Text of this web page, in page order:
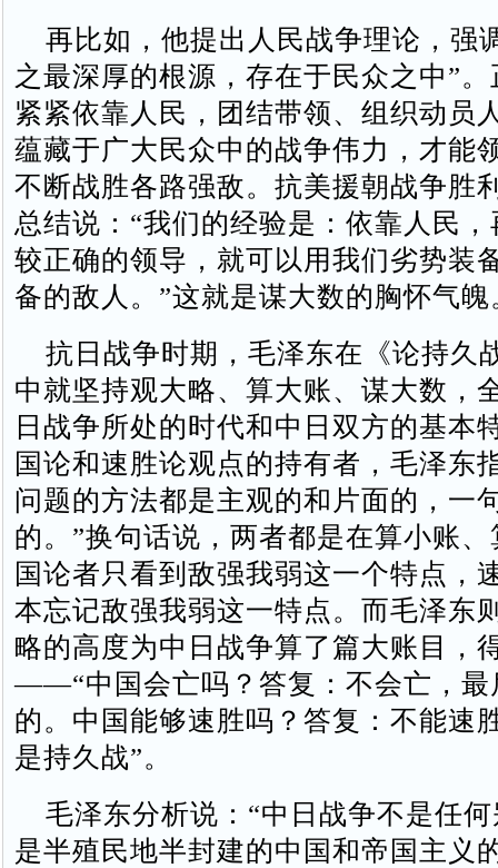
再比如，他提出人民战争理论，强
之最深厚的根源，存在于民众之中”
紧紧依靠人民，团结带领、组织动员
蕴藏于广大民众中的战争伟力，才能
不断战胜各路强敌。抗美援朝战争胜
总结说：“我们的经验是：依靠人民
较正确的领导，就可以用我们劣势装
备的敌人。”这就是谋大数的胸怀气魄
抗日战争时期，毛泽东在《论持久
中就坚持观大略、算大账、谋大数，
日战争所处的时代和中日双方的基本
国论和速胜论观点的持有者，毛泽东
问题的方法都是主观的和片面的，一
的。”换句话说，两者都是在算小账
国论者只看到敌强我弱这一个特点，
本忘记敌强我弱这一特点。而毛泽东
略的高度为中日战争算了篇大账目，
——“中国会亡吗？答复：不会亡，最
的。中国能够速胜吗？答复：不能速
是持久战”。
毛泽东分析说：“中日战争不是任
是半殖民地半封建的中国和帝国主义